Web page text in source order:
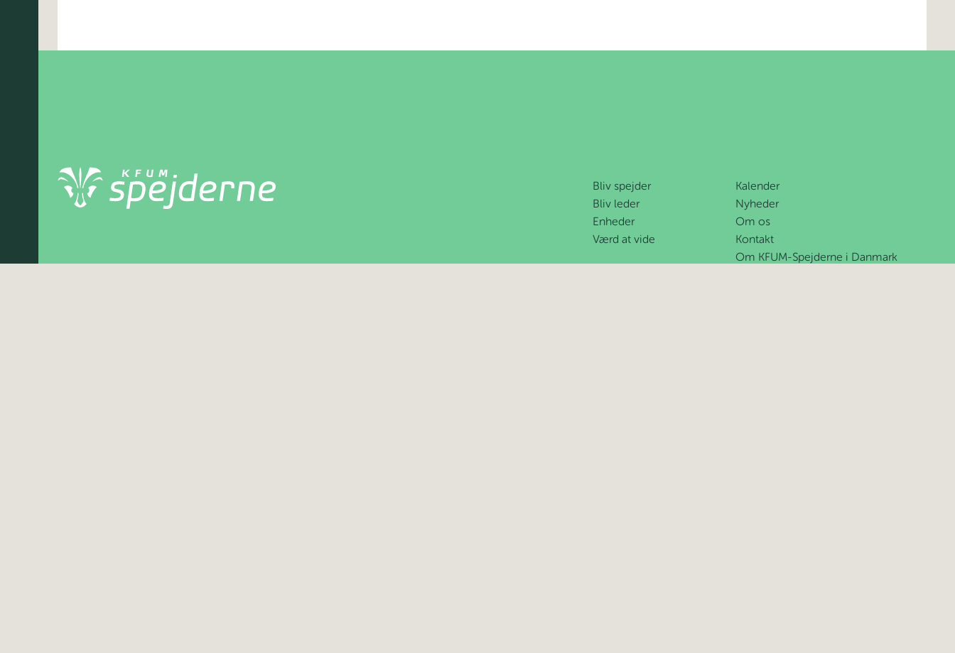
Bliv spejder
Bliv leder
Enheder
Værd at vide
Kalender
Nyheder
Om os
Kontakt
Om KFUM-Spejderne i Danmark